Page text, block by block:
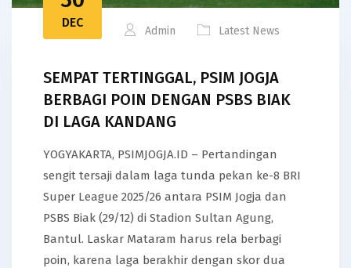
DEC
Admin Latest News
SEMPAT TERTINGGAL, PSIM JOGJA
BERBAGI POIN DENGAN PSBS BIAK
DI LAGA KANDANG
YOGYAKARTA, PSIMJOGJA.ID – Pertandingan
sengit tersaji dalam laga tunda pekan ke-8 BRI
Super League 2025/26 antara PSIM Jogja dan
PSBS Biak (29/12) di Stadion Sultan Agung,
Bantul. Laskar Mataram harus rela berbagi
poin, karena laga berakhir dengan skor dua